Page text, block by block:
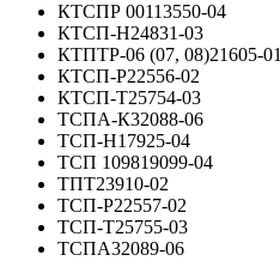
КТСПР 00113550-04
КТСП-Н24831-03
КТПТР-06 (07, 08)21605-01
КТСП-Р22556-02
КТСП-Т25754-03
ТСПА-К32088-06
ТСП-Н17925-04
ТСП 109819099-04
ТПТ23910-02
ТСП-Р22557-02
ТСП-Т25755-03
ТСПА32089-06